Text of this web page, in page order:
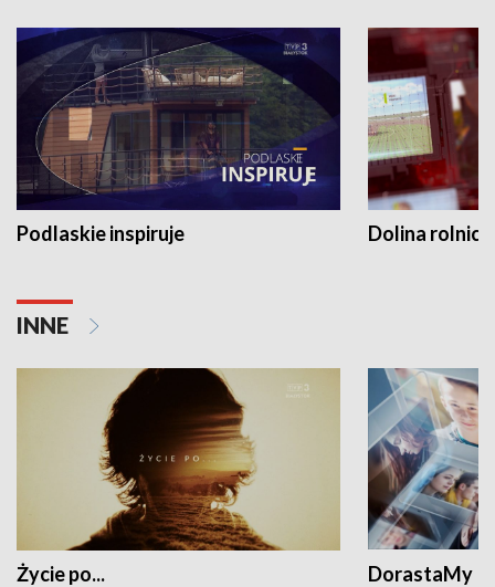
Podlaskie inspiruje Dolina
INNE
Życie po... DorastaMy